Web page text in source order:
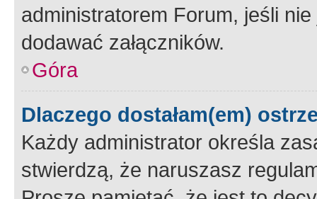
administratorem Forum, jeśli
dodawać załączników.
Góra
Dlaczego dostałam(em)
Każdy administrator określa
stwierdzą, że naruszasz